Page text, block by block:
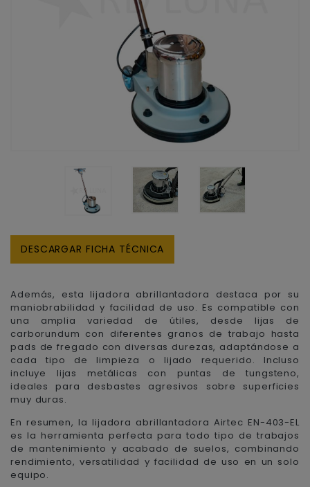
DESCARGAR FICHA TÉCNICA
Además, esta lijadora abrillantadora destaca por su
maniobrabilidad y facilidad de uso. Es compatible con
una amplia variedad de útiles, desde lijas de
carborundum con diferentes granos de trabajo hasta
pads de fregado con diversas durezas, adaptándose a
cada tipo de limpieza o lijado requerido. Incluso
incluye lijas metálicas con puntas de tungsteno,
ideales para desbastes agresivos sobre superficies
muy duras.
En resumen, la lijadora abrillantadora Airtec EN-403-EL
es la herramienta perfecta para todo tipo de trabajos
de mantenimiento y acabado de suelos, combinando
rendimiento, versatilidad y facilidad de uso en un solo
equipo.